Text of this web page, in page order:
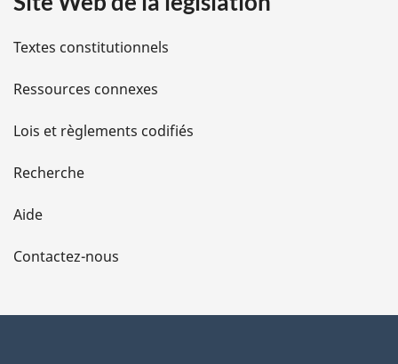
i
l
s
d
e
l
a
Textes constitutionnels
Ressources connexes
Lois et règlements codifiés
Recherche
Aide
Contactez-nous